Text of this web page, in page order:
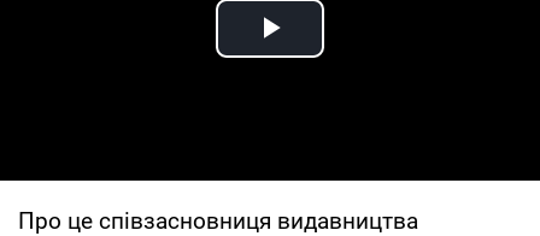
Play Video
Про це співзасновниця видавництва